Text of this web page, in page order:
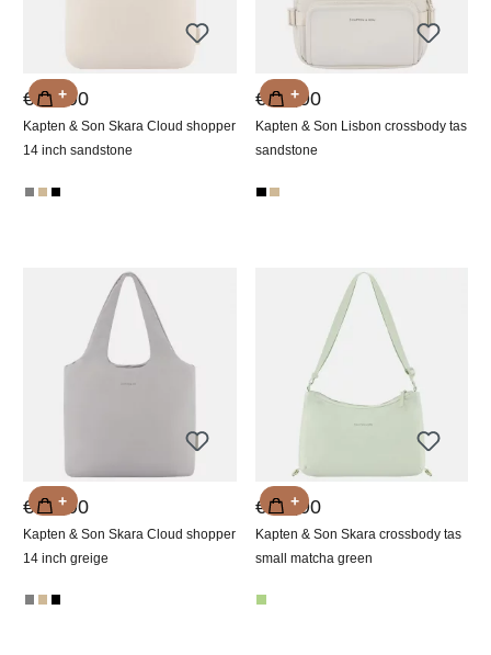
€ 89,90
Kapten & Son Skara Cloud shopper
14 inch sandstone
+ € 89,90
Kapten & Son Lisbon crossbody tas
sandstone
+
€ 89,90
Kapten & Son Skara Cloud shopper
14 inch greige
+ € 59,90
Kapten & Son Skara crossbody tas
small matcha green
+